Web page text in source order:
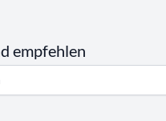
empfehlen